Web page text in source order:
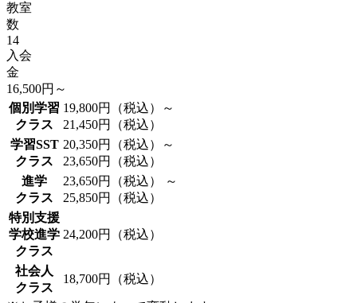
教室
数
14
入会
金
16,500円～
個別学習
クラス
19,800円（税込）～
21,450円（税込）
学習SST
クラス
20,350円（税込）～
23,650円（税込）
進学
クラス
23,650円（税込） ～
25,850円（税込）
特別支援
学校進学
クラス
24,200円（税込）
社会人
クラス
18,700円（税込）